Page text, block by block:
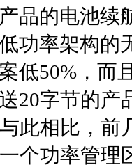
品的电池续
功率架构的
低50%，而
20字节的产
此相比，
功率管理